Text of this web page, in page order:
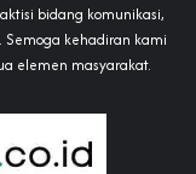
bidang komunikasi,
Semoga kehadiran kami
elemen masyarakat.